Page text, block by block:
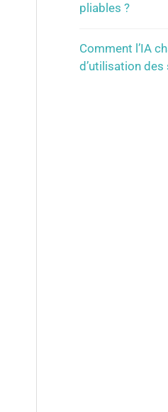
pliables ?
Comment l’IA
d’utilisation